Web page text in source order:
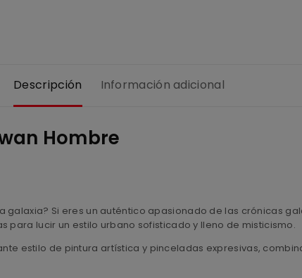
Descripción Información adicional
Hombre
Si eres un auténtico apasionado de las crónicas
para lucir un estilo urbano sofisticado y lleno de misticismo.
estilo de pintura artística y pinceladas expresivas,